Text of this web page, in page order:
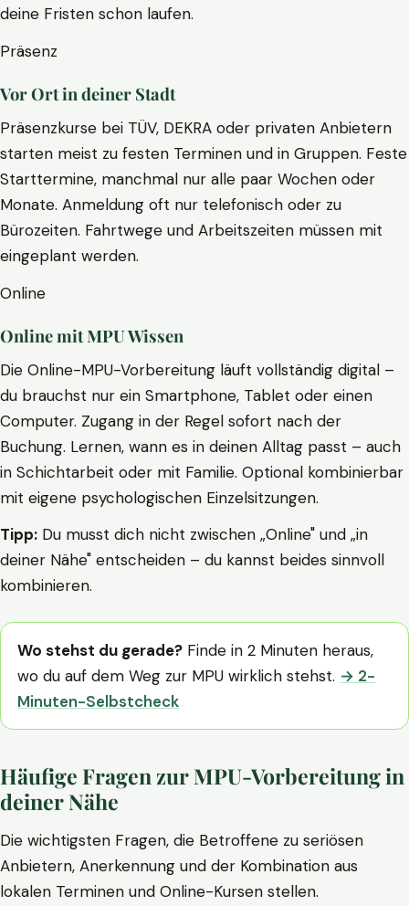
deine Fristen schon laufen.
Präsenz
Vor Ort in deiner Stadt
Präsenzkurse bei TÜV, DEKRA oder privaten Anbietern
starten meist zu festen Terminen und in Gruppen. Feste
Starttermine, manchmal nur alle paar Wochen oder
Monate. Anmeldung oft nur telefonisch oder zu
Bürozeiten. Fahrtwege und Arbeitszeiten müssen mit
eingeplant werden.
Online
Online mit MPU Wissen
Die Online-MPU-Vorbereitung läuft vollständig digital –
du brauchst nur ein Smartphone, Tablet oder einen
Computer. Zugang in der Regel sofort nach der
Buchung. Lernen, wann es in deinen Alltag passt – auch
in Schichtarbeit oder mit Familie. Optional kombinierbar
mit eigene psychologischen Einzelsitzungen.
Tipp: Du musst dich nicht zwischen „Online" und „in
deiner Nähe" entscheiden – du kannst beides sinnvoll
kombinieren.
Wo stehst du gerade? Finde in 2 Minuten heraus,
wo du auf dem Weg zur MPU wirklich stehst. → 2-
Minuten-Selbstcheck
Häufige Fragen zur MPU-Vorbereitung in
deiner Nähe
Die wichtigsten Fragen, die Betroffene zu seriösen
Anbietern, Anerkennung und der Kombination aus
lokalen Terminen und Online-Kursen stellen.